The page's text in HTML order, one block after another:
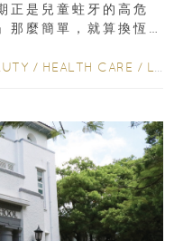
正是兒童蛀牙的高危
那麼簡單，就算換恆
/ HEALTH CARE / LIFESTYLE